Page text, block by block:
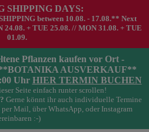
SHIPPING DAYS:
between 10.08. - 17.08.** Next
+ TUE 25.08. // MON 31.08. + TUE
01.09.
Pflanzen kaufen vor Ort -
AUSVERKAUF**
Uhr HIER TERMIN BUCHEN
Seite einfach runter scrollen!
Gerne könnt ihr auch individuelle Termine
Mail, über WhatsApp, oder Instagram
:-)